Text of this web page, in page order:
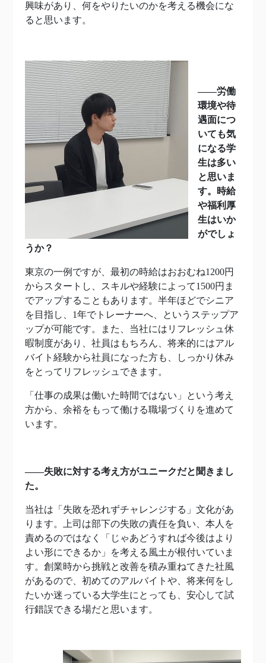
興味があり、何をやりたいのかを考える機会にな
ると思います。
――労働
環境や待
遇面につ
いても気
になる学
生は多い
と思いま
す。時給
や福利厚
生はいか
がでしょ
うか？
東京の一例ですが、最初の時給はおおむね1200円
からスタートし、スキルや経験によって1500円ま
でアップすることもあります。半年ほどでシニア
を目指し、1年でトレーナーへ、というステップア
ップが可能です。また、当社にはリフレッシュ休
暇制度があり、社員はもちろん、将来的にはアル
バイト経験から社員になった方も、しっかり休み
をとってリフレッシュできます。
「仕事の成果は働いた時間ではない」という考え
方から、余裕をもって働ける職場づくりを進めて
います。
――失敗に対する考え方がユニークだと聞きまし
た。
当社は「失敗を恐れずチャレンジする」文化があ
ります。上司は部下の失敗の責任を負い、本人を
責めるのではなく「じゃあどうすれば今後はより
よい形にできるか」を考える風土が根付いていま
す。創業時から挑戦と改善を積み重ねてきた社風
があるので、初めてのアルバイトや、将来何をし
たいか迷っている大学生にとっても、安心して試
行錯誤できる場だと思います。